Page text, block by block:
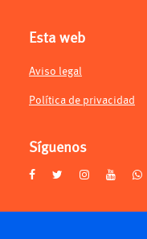
Esta web
Aviso legal
Política de privacidad
Síguenos